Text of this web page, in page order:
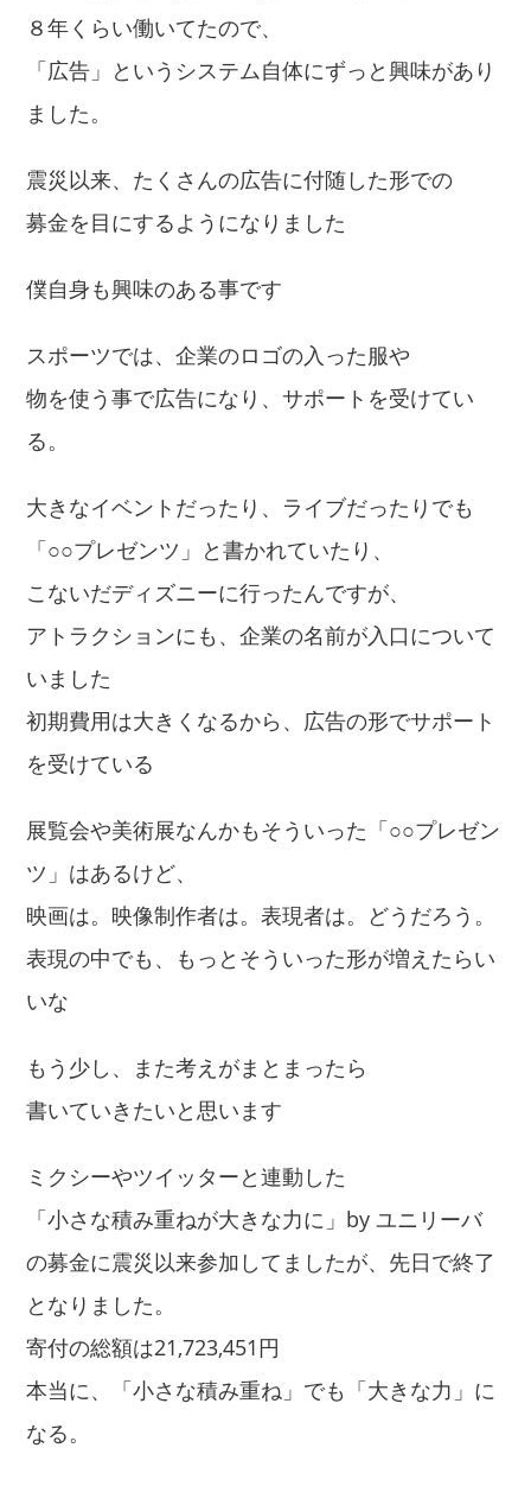
８年くらい働いてたので、
「広告」というシステム自体にずっと興味があり
ました。
震災以来、たくさんの広告に付随した形での
募金を目にするようになりました
僕自身も興味のある事です
スポーツでは、企業のロゴの入った服や
物を使う事で広告になり、サポートを受けてい
る。
大きなイベントだったり、ライブだったりでも
「○○プレゼンツ」と書かれていたり、
こないだディズニーに行ったんですが、
アトラクションにも、企業の名前が入口について
いました
初期費用は大きくなるから、広告の形でサポート
を受けている
展覧会や美術展なんかもそういった「○○プレゼン
ツ」はあるけど、
映画は。映像制作者は。表現者は。どうだろう。
表現の中でも、もっとそういった形が増えたらい
いな
もう少し、また考えがまとまったら
書いていきたいと思います
ミクシーやツイッターと連動した
「小さな積み重ねが大きな力に」by ユニリーバ
の募金に震災以来参加してましたが、先日で終了
となりました。
寄付の総額は21,723,451円
本当に、「小さな積み重ね」でも「大きな力」に
なる。